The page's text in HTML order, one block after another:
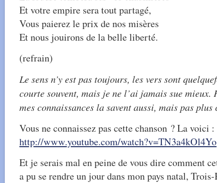
Et votre empire sera tout partagé,
Vous paierez le prix de nos misères
Et nous jouirons de la belle liberté.
(refrain)
Le sens n’y est pas toujours, les vers sont
courte souvent, mais je ne l’ai jamais sue mieux.
mes connaissances la savent aussi, mais pas
Vous ne connaissez pas cette chanson ? La voici :
http://www.youtube.com/watch?v=TN3a4kOl4Yo
Et je serais mal en peine de vous dire comment
a pu se rendre un jour dans mon pays natal,